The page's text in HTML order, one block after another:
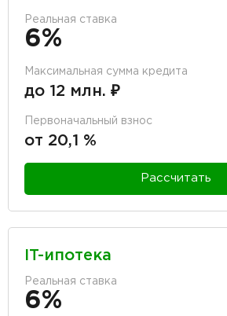
Реальная ставка
6%
Максимальная сумма кредита
до 12 млн. ₽
Первоначальный взнос
от 20,1 %
Рассчитать
IT-ипотека
Реальная ставка
6%